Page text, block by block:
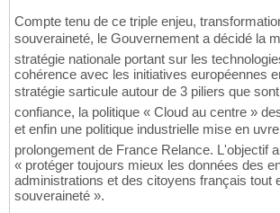
Compte tenu de ce triple enjeu,
souveraineté, le Gouvernement a décidé la
stratégie nationale portant sur les
cohérence avec les initiatives européennes
stratégie sarticule autour de 3 piliers que
confiance, la politique « Cloud au centre »
et enfin une politique industrielle mise en
prolongement de France Relance. L'objectif
« protéger toujours mieux les données des
administrations et des citoyens français tout
souveraineté ».